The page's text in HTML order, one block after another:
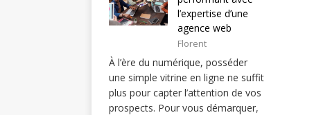
l’expertise d’une
agence web
Florent
À l’ère du numérique, posséder
une simple vitrine en ligne ne suffit
plus pour capter l’attention de vos
prospects. Pour vous démarquer,